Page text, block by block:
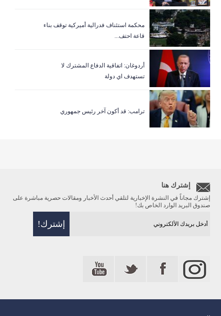
‏محكمة استئناف فدرالية أميركية توقف بناء
قاعة احتف...
أردوغان: اتفاقية الدفاع المشترك لا
تستهدف اي دولة
ترامب: قد أكون آخر رئيس جمهوري
إشترك هنا
إشترك مجاناً في النشرة الإخبارية لتلقي أحدث الأخبار ومقالات حصرية مباشرة على
صندوق البريد الوارد الخاص بك!